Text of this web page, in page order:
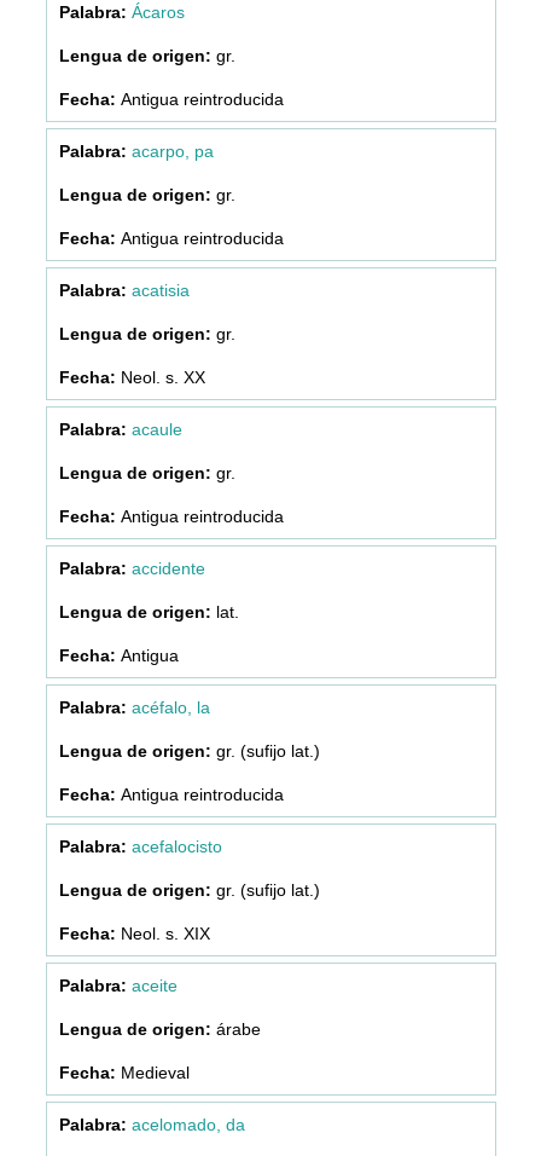
Ácaros
gr.
Antigua reintroducida
acarpo, pa
gr.
Antigua reintroducida
acatisia
gr.
Neol. s. XX
acaule
gr.
Antigua reintroducida
accidente
lat.
Antigua
acéfalo, la
gr. (sufijo lat.)
Antigua reintroducida
acefalocisto
gr. (sufijo lat.)
Neol. s. XIX
aceite
árabe
Medieval
acelomado, da